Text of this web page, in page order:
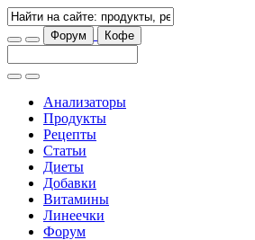
Форум Кофе
Анализаторы
Продукты
Рецепты
Статьи
Диеты
Добавки
Витамины
Линеечки
Форум